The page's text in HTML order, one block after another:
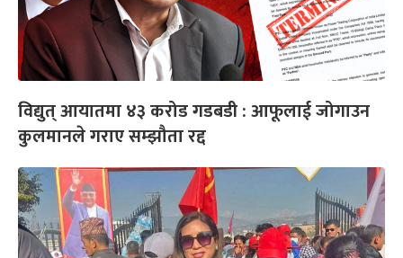
विद्युत् आयातमा ४३ करोड गडबडी : आफूलाई जोगाउन
कुलमानले गराए सम्झौता रद्द